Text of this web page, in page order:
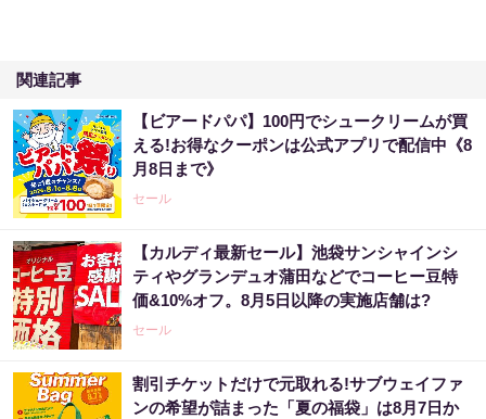
関連記事
【ビアードパパ】100円でシュークリームが買
える!お得なクーポンは公式アプリで配信中《8
月8日まで》
セール
【カルディ最新セール】池袋サンシャインシ
ティやグランデュオ蒲田などでコーヒー豆特
価&10%オフ。8月5日以降の実施店舗は?
セール
割引チケットだけで元取れる!サブウェイファ
ンの希望が詰まった「夏の福袋」は8月7日か